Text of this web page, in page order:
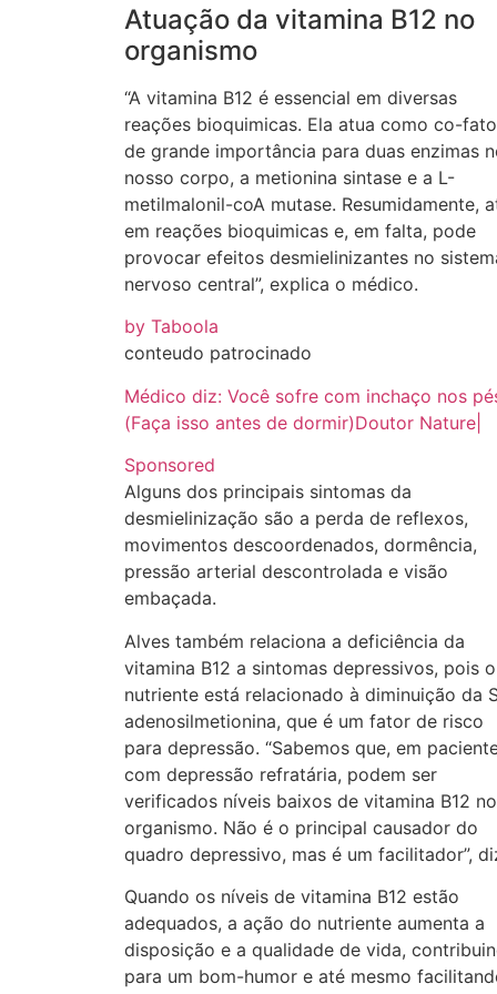
Atuação da vitamina B12 no
organismo
“A vitamina B12 é essencial em diversas
reações bioquimicas. Ela atua como co-
de grande importância para duas enzimas
nosso corpo, a metionina sintase e a L-
metilmalonil-coA mutase. Resumidamente,
em reações bioquimicas e, em falta, pode
provocar efeitos desmielinizantes no
nervoso central”, explica o médico.
by Taboola
conteudo patrocinado
Médico diz: Você sofre com inchaço nos
(Faça isso antes de dormir)Doutor Nature
Sponsored
Alguns dos principais sintomas da
desmielinização são a perda de reflexos,
movimentos descoordenados, dormência,
pressão arterial descontrolada e visão
embaçada.
Alves também relaciona a deficiência da
vitamina B12 a sintomas depressivos, pois o
nutriente está relacionado à diminuição da
adenosilmetionina, que é um fator de risco
para depressão. “Sabemos que, em
com depressão refratária, podem ser
verificados níveis baixos de vitamina B12 no
organismo. Não é o principal causador do
quadro depressivo, mas é um facilitador”,
Quando os níveis de vitamina B12 estão
adequados, a ação do nutriente aumenta a
disposição e a qualidade de vida,
para um bom-humor e até mesmo